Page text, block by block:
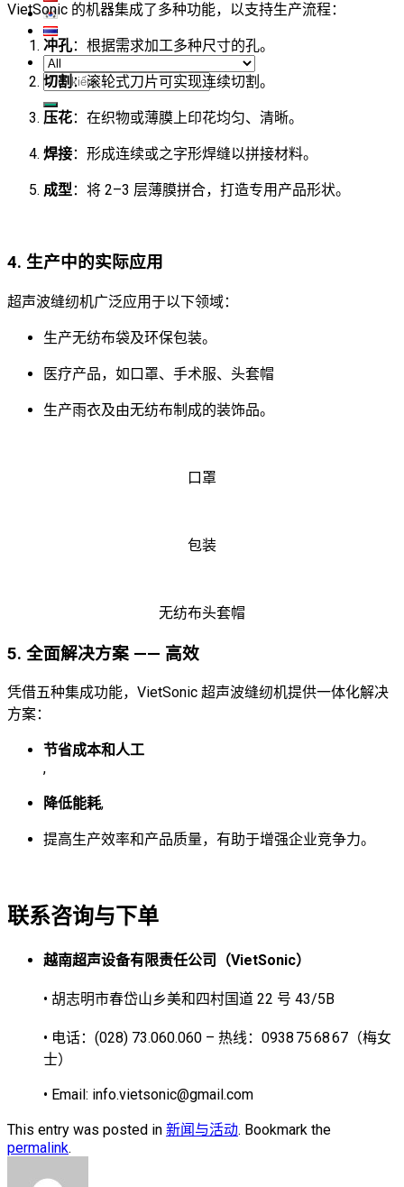
搜
索：
VietSonic 的机器集成了多种功能，以支持生产流程：
冲孔：根据需求加工多种尺寸的孔。
切割：滚轮式刀片可实现连续切割。
压花：在织物或薄膜上印花均匀、清晰。
焊接：形成连续或之字形焊缝以拼接材料。
成型：将 2–3 层薄膜拼合，打造专用产品形状。
4. 生产中的实际应用
超声波缝纫机广泛应用于以下领域：
生产无纺布袋及环保包装。
医疗产品，如口罩、手术服、头套帽
生产雨衣及由无纺布制成的装饰品。
口罩
包装
无纺布头套帽
5. 全面解决方案 —— 高效
凭借五种集成功能，VietSonic 超声波缝纫机提供一体化解决
方案：
节省成本和人工
,
降低能耗,
提高生产效率和产品质量，有助于增强企业竞争力。
联系咨询与下单
越南超声设备有限责任公司（VietSonic）
• 胡志明市春岱山乡美和四村国道 22 号 43/5B
• 电话：(028) 73.060.060 – 热线：0938 75 68 67（梅女
士）
• Email: info.vietsonic@gmail.com
This entry was posted in 新闻与活动. Bookmark the
permalink.